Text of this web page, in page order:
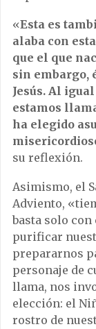
«Esta es
alaba con
que el que
sin embargo,
Jesús. Al
estamos
ha elegido
su reflexión.
Asimismo, el
Adviento,
basta solo con
purificar
prepararnos
personaje de
llama, nos
elección: el
rostro de